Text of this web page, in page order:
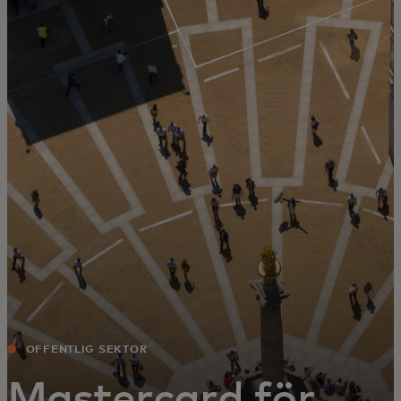
För er
För företag
För världen
För innovatörer
Nyheter och trender
OFFENTLIG SEKTOR